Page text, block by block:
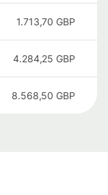
1.713,70 GBP
4.284,25 GBP
8.568,50 GBP